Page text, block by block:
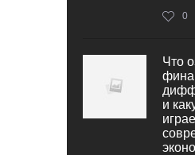
0
Что
и